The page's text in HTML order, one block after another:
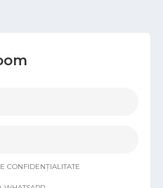
CONFIDENȚIALITATE